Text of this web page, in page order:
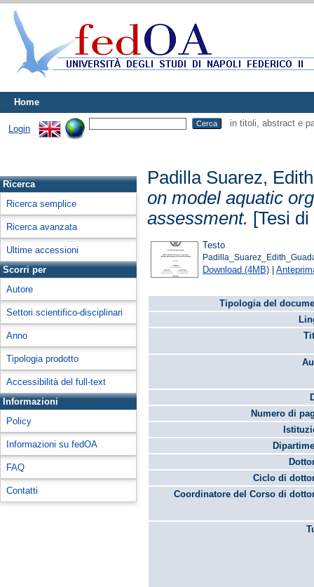
Home
Login
in titoli, abstract e
Ricerca
Ricerca semplice
Ricerca avanzata
Ultime accessioni
Scorri per
Autore
Settori scientifico-disciplinari
Anno
Tipologia prodotto
Accessibilità del full-text
Informazioni
Policy
Informazioni su fedOA
FAQ
Contatti
Padilla Suarez,
on model aquatic
assessment. [Tesi
Testo
Download (4MB) |
Tipologia del
Numero di
Ciclo di
Coordinatore del Corso di